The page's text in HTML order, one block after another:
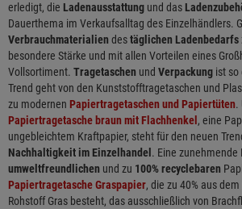
erledigt, die Ladenausstattung und das
Dauerthema im Verkaufsalltag des Einzelhändlers.
Verbrauchmaterialien destäglichen Ladenbedarfs
besondere Stärke und mit allen Vorteilen eines
Vollsortiment. Tragetaschen und Verpackung ist so
Trend geht von den Kunststofftragetaschen und
zu modernen Papiertragetaschen und Papiertüten.
Papiertragetasche braun mit Flachhenkel , eine
ungebleichtem Kraftpapier, steht für den neuen
Nachhaltigkeit im Einzelhandel . Eine
umweltfreundlichen und zu 100% recyclebaren
Papiertragetasche Graspapier, die zu 40% aus
Rohstoff Gras besteht, das ausschließlich von